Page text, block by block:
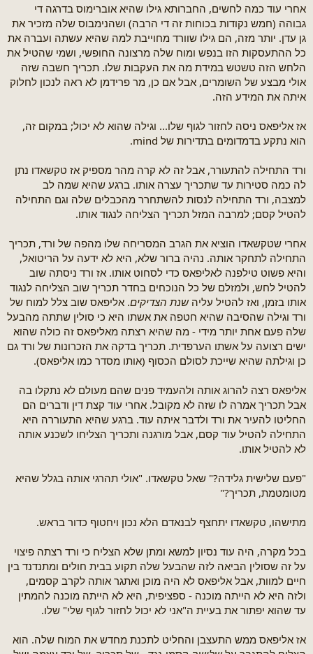
אחרי עוד כמה לחשים, החברותא גילו שהיא אוברימוס בדרגה די
גבוהה (חמש נקודות בכוחות זה די הרבה) ושהנימבוס שלה מזכיר את
גן עדן. יותר מזה, הם גילו שוורד מחוייבת למה שהיא עשתה ועברה את
כל ההתעסקות הזו בנפש ומוח שלה מרצונה החופשי, ושמי שהטיל את
הלחש הזה טשטש במידת מה את העקבות שלו. תכריך חשבה שזה
אולי מבצע של השומרים, אבל אם כן, מר פרידמן לא ראה לנכון לחלוק
איתה את המידע הזה.
אז אליפאס ניסה לחזור לגוף שלו... וגילה שהוא לא יכול; במקום זה,
הוא נתקע בדמדומים בתדירות של mind.
ורד התחילה להתעורר, אבל זה לא קרה מהר מספיק אז טקשאדו נתן
לה כמה סטירות עד שתכריך עצרה אותו. ברגע שהיא שמה לב
למצבה, ורד התחילה לנסות להשתחרר מהכבלים שלה וגם התחילה
להטיל קסם; למרבה המזל תכריך הצליחה לנגוד אותו.
אחרי שטקשאדו הוציא את הגרב המסריחה שלו מהפה של ורד, תכריך
התחילה לתחקר אותה. נהיה ברור שלא, היא לא ידעה על הריטואל,
והיא פשוט טילפנה לאליפאס כדי לסחוט אותו. אז ורד ניסתה שוב
להטיל לחש, ולמזלם של כל הנוכחים בחדר תכריך שוב הצליחה לנגוד
אותו בזמן, ואז להטיל עליהשנת הצדיקים. אליפאס שוב צלל למוח של
ורד וגילה שהסיבה שהיא חטפה את אשתו היא כי סולין שתתה מהבעל
שלה פעם אחת יותר מידי - מה שהיא רצתה מאליפאס זה כולה שהוא
ישים רצועה על אשתו הערפדית. תכריך בדקה את הזכרונות של ורד גם
כן וגילתה שהיא שייכת לסולם הכסוף (אותו מסדר כמו אליפאס).
אליפאס רצה להרוג אותה ולהעמיד פנים שהם מעולם לא נתקלו בה
אבל תכריך אמרה לו שזה לא מקובל. אחרי עוד קצת דין ודברים הם
החליטו להעיר את ורד ולדבר איתה עוד. ברגע שהיא התעוררה היא
התחילה להטיל עוד קסם, אבל מורגנה ותכריך הצליחו לשכנע אותה
לא להטיל אותו.
"פעם שלישית גלידה?" שאל טקשאדו. "אולי תהרגי אותה בגלל שהיא
מטומטמת, תכריך?"
מתישהו, טקשאדו יתחצף לבנאדם הלא נכון ויחטוף כדור בראש.
בכל מקרה, היה עוד נסיון למשא ומתן שלא הצליח כי ורד רצתה פיצוי
על זה שסולין הביאה לזה שהבעל שלה תקוע בבית חולים ומתנדנד בין
חיים למוות, אבל אליפאס לא היה מוכן ואתגר אותה לקרב קסמים,
ולזה היא לא הייתה מוכנה - ספציפית, היא לא הייתה מוכנה להמתין
עד שהוא יפתור את בעיית ה"אני לא יכול לחזור לגוף שלי" שלו.
אז אליפאס ממש התעצבן והחליט לתכנת מחדש את המוח שלה. הוא